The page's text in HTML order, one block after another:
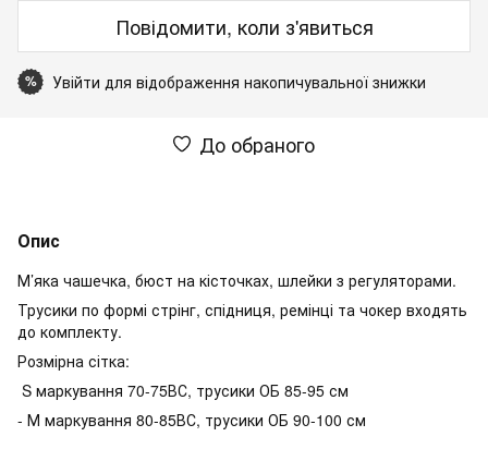
Повідомити, коли з'явиться
% Увійти для відображення накопичувальної знижки
До обраного
Опис
М’яка чашечка, бюст на кісточках, шлейки з регуляторами.
Трусики по формі стрінг, спідниця, ремінці та чокер входять
до комплекту.
Розмірна сітка:
S маркування 70-75ВС, трусики ОБ 85-95 см
- М маркування 80-85ВС, трусики ОБ 90-100 см